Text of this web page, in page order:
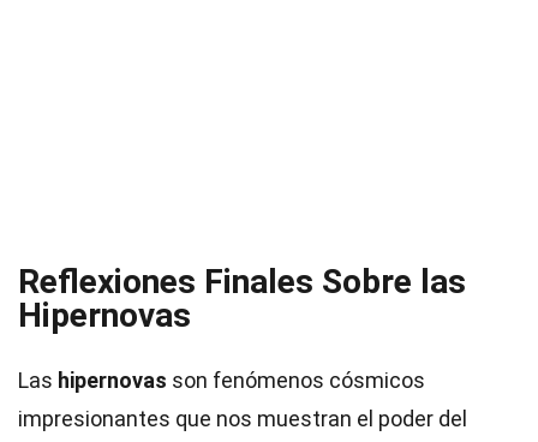
Reflexiones Finales Sobre las
Hipernovas
Las hipernovas son fenómenos cósmicos
impresionantes que nos muestran el poder del